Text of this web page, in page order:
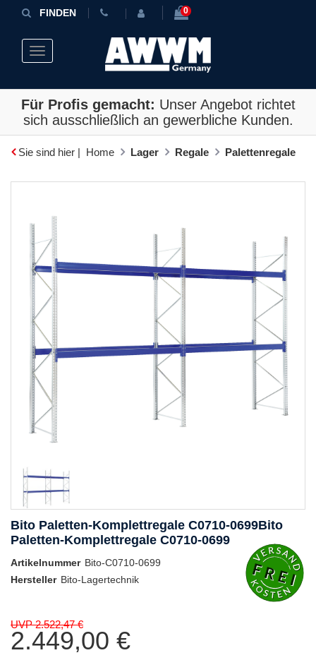
FINDEN 0
Toggle navigation
Für Profis gemacht: Unser Angebot richtet
sich ausschließlich an gewerbliche Kunden.
Sie sind hier | Home Lager Regale Palettenregale
Bito Paletten-Komplettregale C0710-0699Bito
Paletten-Komplettregale C0710-0699
Artikelnummer Bito-C0710-0699
Hersteller Bito-Lagertechnik
UVP 2.522,47 €
2.449,00 €